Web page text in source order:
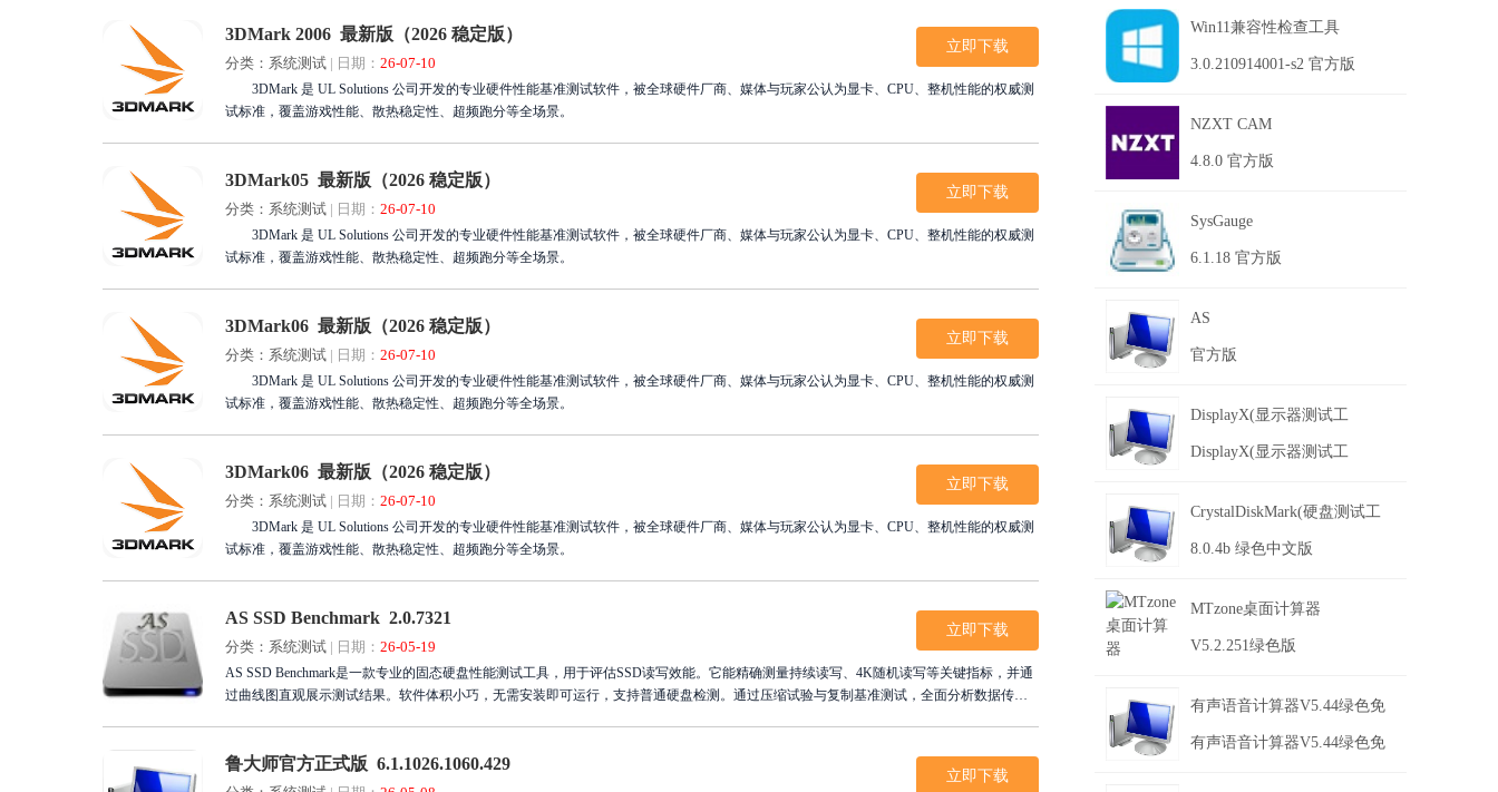
3DMark 2006 最新版（2026 稳定版）
分类：系统测试 | 日期： 26-07-10
3DMark 是 UL Solutions 公司开发的专业硬件性能基准测试软件，被全球硬件厂商、媒体与玩家公认为显卡、CPU、整机性能的权威测
试标准，覆盖游戏性能、散热稳定性、超频跑分等全场景。
立即下载
3DMark05 最新版（2026 稳定版）
分类：系统测试 | 日期： 26-07-10
3DMark 是 UL Solutions 公司开发的专业硬件性能基准测试软件，被全球硬件厂商、媒体与玩家公认为显卡、CPU、整机性能的权威测
试标准，覆盖游戏性能、散热稳定性、超频跑分等全场景。
立即下载
3DMark06 最新版（2026 稳定版）
分类：系统测试 | 日期： 26-07-10
3DMark 是 UL Solutions 公司开发的专业硬件性能基准测试软件，被全球硬件厂商、媒体与玩家公认为显卡、CPU、整机性能的权威测
试标准，覆盖游戏性能、散热稳定性、超频跑分等全场景。
立即下载
3DMark06 最新版（2026 稳定版）
分类：系统测试 | 日期： 26-07-10
3DMark 是 UL Solutions 公司开发的专业硬件性能基准测试软件，被全球硬件厂商、媒体与玩家公认为显卡、CPU、整机性能的权威测
试标准，覆盖游戏性能、散热稳定性、超频跑分等全场景。
立即下载
AS SSD Benchmark 2.0.7321
分类：系统测试 | 日期： 26-05-19
AS SSD Benchmark是一款专业的固态硬盘性能测试工具，用于评估SSD读写效能。它能精确测量持续读写、4K随机读写等关键指标，并通
过曲线图直观展示测试结果。软件体积小巧，无需安装即可运行，支持普通硬盘检测。通过压缩试验与复制基准测试，全面分析数据传输
立即下载
鲁大师官方正式版 6.1.1026.1060.429
立即下载
Win11兼容性检查工具
3.0.210914001-s2 官方版
NZXT CAM
4.8.0 官方版
SysGauge
6.1.18 官方版
AS
官方版
DisplayX(显示器测试工
具)V1.21绿色版
DisplayX(显示器测试工
CrystalDiskMark(硬盘测试工
具)
8.0.4b 绿色中文版
MTzone桌面计算器
V5.2.251绿色版
有声语音计算器V5.44绿色免
费版
有声语音计算器V5.44绿色免